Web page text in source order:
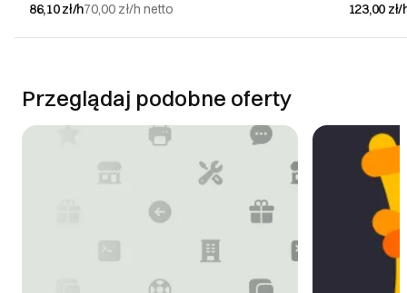
86,10 zł/h70,00 zł/hnetto 123,00 zł/
Przeglądaj podobne oferty